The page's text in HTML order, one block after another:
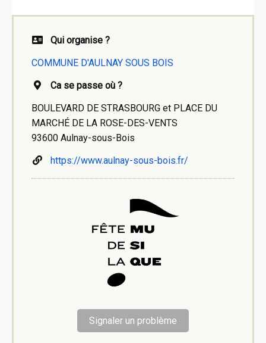
Qui organise ?
COMMUNE D'AULNAY SOUS BOIS
Ca se passe où ?
BOULEVARD DE STRASBOURG et PLACE DU
MARCHÉ DE LA ROSE-DES-VENTS
93600 Aulnay-sous-Bois
https://www.aulnay-sous-bois.fr/
Signaler un problème